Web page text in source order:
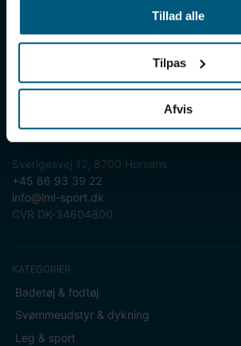
Tillad alle
Tilpas
Afvis
LML SPORT er en engrosforhandler af alt til
sortiment omfatter f.eks. badetøj,
til vådrum, sauna & spa. Vores kunder er
badelande, friluftsbade, campingpladser,
idrætshaller og skoler. Vælg os som din
over 50 års erfaring i branchen og tilbyder
Sverigesvej 12, 8700 Horsens
+45 86 93 39 22
info@lml-sport.dk
CVR DK-34604800
KATEGORIER
Badetøj & fodtøj
Svømmeudstyr & dykning
Leg & sport